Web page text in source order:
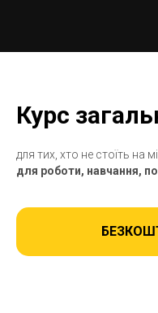
Курс
для тих, хто не стоїть на
для роботи, навчання,